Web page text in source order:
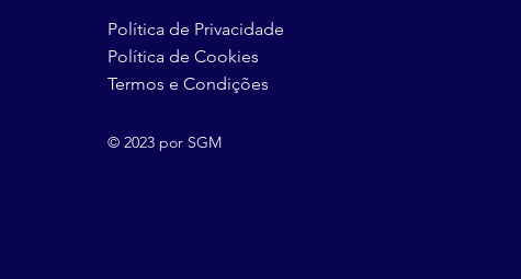
Política de Privacidade
Política de Cookies
Termos e Condições
© 2023 por SGM